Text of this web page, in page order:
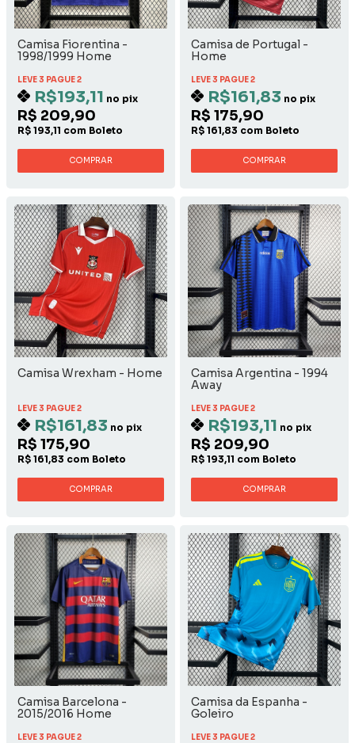
Camisa Fiorentina -
1998/1999 Home
LEVE 3 PAGUE 2
R$193,11 no pix
R$ 209,90
R$ 193,11 com Boleto
COMPRAR
Camisa de Portugal -
Home
LEVE 3 PAGUE 2
R$161,83 no pix
R$ 175,90
R$ 161,83 com Boleto
COMPRAR
Camisa Wrexham - Home
LEVE 3 PAGUE 2
R$161,83 no pix
R$ 175,90
R$ 161,83 com Boleto
COMPRAR
Camisa Argentina - 1994
Away
LEVE 3 PAGUE 2
R$193,11 no pix
R$ 209,90
R$ 193,11 com Boleto
COMPRAR
Camisa Barcelona -
2015/2016 Home
LEVE 3 PAGUE 2
Camisa da Espanha -
Goleiro
LEVE 3 PAGUE 2